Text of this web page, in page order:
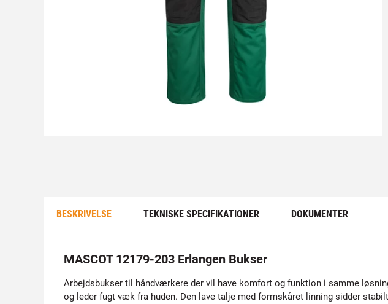
BESKRIVELSE TEKNISKE SPECIFIKATIONER DOKUMENTER
MASCOT 12179-203 Erlangen Bukser
Arbejdsbukser til håndværkere der vil have komfort og funktion i samme
og leder fugt væk fra huden. Den lave talje med formskåret linning sidder